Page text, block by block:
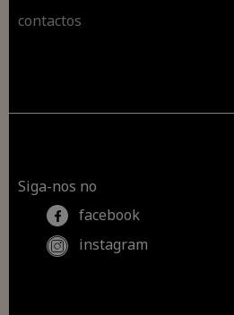
contactos
Siga-nos no
facebook
instagram